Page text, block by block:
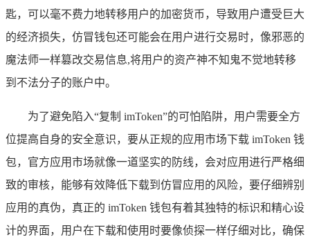
匙，可以毫不费力地转移用户的加密货币，导致用户遭受巨大
的经济损失，仿冒钱包还可能会在用户进行交易时，像邪恶的
魔法师一样篡改交易信息,将用户的资产神不知鬼不觉地转移
到不法分子的账户中。
为了避免陷入“复制 imToken”的可怕陷阱，用户需要全方
位提高自身的安全意识，要从正规的应用市场下载 imToken 钱
包，官方应用市场就像一道坚实的防线，会对应用进行严格细
致的审核，能够有效降低下载到仿冒应用的风险，要仔细辨别
应用的真伪，真正的 imToken 钱包有着其独特的标识和精心设
计的界面，用户在下载和使用时要像侦探一样仔细对比，确保